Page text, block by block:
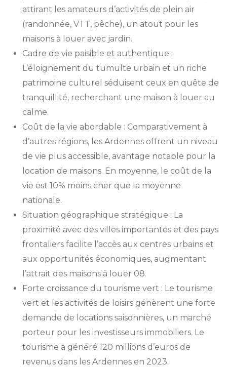
attirant les amateurs d’activités de plein air
(randonnée, VTT, pêche), un atout pour les
maisons à louer avec jardin.
Cadre de vie paisible et authentique :
L’éloignement du tumulte urbain et un riche
patrimoine culturel séduisent ceux en quête de
tranquillité, recherchant une maison à louer au
calme.
Coût de la vie abordable : Comparativement à
d’autres régions, les Ardennes offrent un niveau
de vie plus accessible, avantage notable pour la
location de maisons. En moyenne, le coût de la
vie est 10% moins cher que la moyenne
nationale.
Situation géographique stratégique : La
proximité avec des villes importantes et des pays
frontaliers facilite l’accès aux centres urbains et
aux opportunités économiques, augmentant
l’attrait des maisons à louer 08.
Forte croissance du tourisme vert : Le tourisme
vert et les activités de loisirs génèrent une forte
demande de locations saisonnières, un marché
porteur pour les investisseurs immobiliers. Le
tourisme a généré 120 millions d’euros de
revenus dans les Ardennes en 2023.